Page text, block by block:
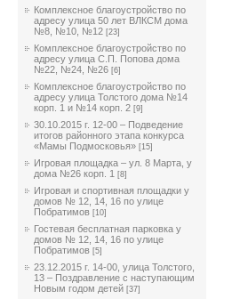
Комплексное благоустройство по
адресу улица 50 лет ВЛКСМ дома
№8, №10, №12 [23]
Комплексное благоустройство по
адресу улица С.П. Попова дома
№22, №24, №26 [6]
Комплексное благоустройство по
адресу улица Толстого дома №14
корп. 1 и №14 корп. 2 [9]
30.10.2015 г. 12-00 – Подведение
итогов районного этапа конкурса
«Мамы Подмосковья» [15]
Игровая площадка – ул. 8 Марта, у
дома №26 корп. 1 [8]
Игровая и спортивная площадки у
домов № 12, 14, 16 по улице
Побратимов [10]
Гостевая бесплатная парковка у
домов № 12, 14, 16 по улице
Побратимов [5]
23.12.2015 г. 14-00, улица Толстого,
13 – Поздравление с наступающим
Новым годом детей [37]